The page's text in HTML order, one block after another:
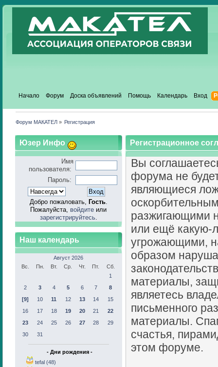
Начало Форум Доска объявлений Помощь Календарь Вход
Форум МАКАТЕЛ » Регистрация
Юзер Инфо
Имя
пользователя:
Пароль:
Добро пожаловать, Гость.
Пожалуйста, войдите или
зарегистрируйтесь.
Наш календарь
Август 2026
Вс.
Пн. Вт. Ср. Чт. Пт.
Сб.
1
2
3 4 5 6 7
8
[9]
10 11 12 13 14
15
16
17 18 19 20 21
22
23
24 25 26 27 28
29
30
31
- Дни рождения -
tefal (48)
Регистрационное
Вы
форума не
являющиеся
разжигающими
или ещё какую-
угрожающими,
образом
материалы,
являетесь
письменного
материалы.
счастья,
этом форуме.